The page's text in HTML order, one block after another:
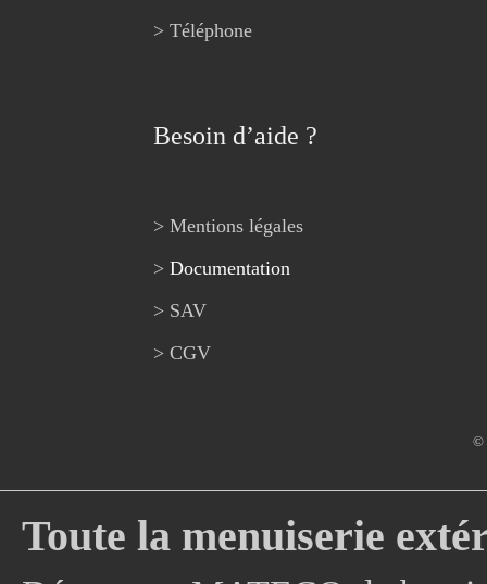
> Téléphone
Besoin d’aide ?
> Mentions légales
> Documentation
> SAV
> CGV
©
Toute la menuiserie